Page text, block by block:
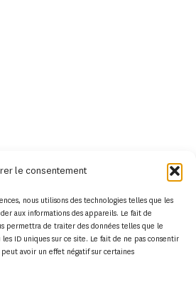
le consentement
nous utilisons des technologies telles que les
aux informations des appareils. Le fait de
permettra de traiter des données telles que le
ID uniques sur ce site. Le fait de ne pas consentir
avoir un effet négatif sur certaines